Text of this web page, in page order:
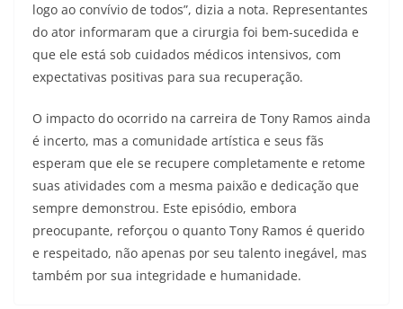
logo ao convívio de todos”, dizia a nota. Representantes
do ator informaram que a cirurgia foi bem-sucedida e
que ele está sob cuidados médicos intensivos, com
expectativas positivas para sua recuperação.
O impacto do ocorrido na carreira de Tony Ramos ainda
é incerto, mas a comunidade artística e seus fãs
esperam que ele se recupere completamente e retome
suas atividades com a mesma paixão e dedicação que
sempre demonstrou. Este episódio, embora
preocupante, reforçou o quanto Tony Ramos é querido
e respeitado, não apenas por seu talento inegável, mas
também por sua integridade e humanidade.